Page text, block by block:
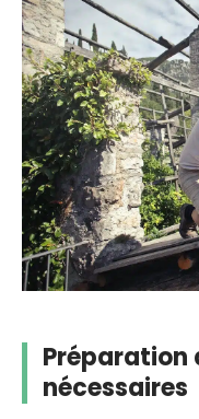
Préparation
nécessaires